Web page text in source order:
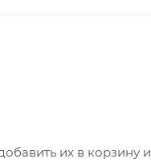
их в корзину